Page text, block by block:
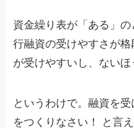
資金繰り表が「ある」
行融資の受けやすさが
が受けやすいし、ないほ
というわけで。融資を受
をつくりなさい！ と言